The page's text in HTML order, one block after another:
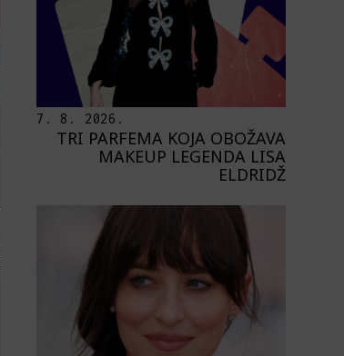
7. 8. 2026.
TRI PARFEMA KOJA OBOŽAVA
MAKEUP LEGENDA LISA
ELDRIDŽ